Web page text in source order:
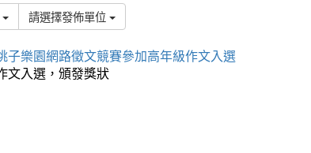
請選擇發佈單位
子樂園網路徵文競賽參加高年級作文入選
文入選，頒發獎狀